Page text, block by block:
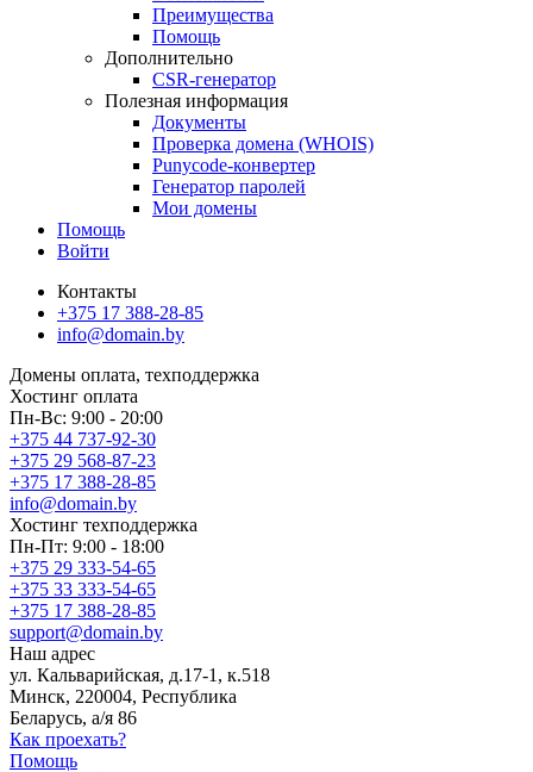
Преимущества
Помощь
Дополнительно
CSR-генератор
Полезная информация
Документы
Проверка домена (WHOIS)
Punycode-конвертер
Генератор паролей
Мои домены
Помощь
Войти
Контакты
+375 17 388-28-85
info@domain.by
Домены оплата, техподдержка
Хостинг оплата
Пн-Вс: 9:00 - 20:00
+375 44 737-92-30
+375 29 568-87-23
+375 17 388-28-85
info@domain.by
Хостинг техподдержка
Пн-Пт: 9:00 - 18:00
+375 29 333-54-65
+375 33 333-54-65
+375 17 388-28-85
support@domain.by
Наш адрес
ул. Кальварийская, д.17-1, к.518
Минск, 220004, Республика
Беларусь, а/я 86
Как проехать?
Помощь